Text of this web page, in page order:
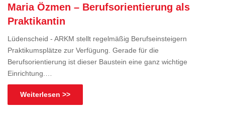
Maria Özmen – Berufsorientierung als
Praktikantin
Lüdenscheid - ARKM stellt regelmäßig Berufseinsteigern
Praktikumsplätze zur Verfügung. Gerade für die
Berufsorientierung ist dieser Baustein eine ganz wichtige
Einrichtung.…
Weiterlesen >>